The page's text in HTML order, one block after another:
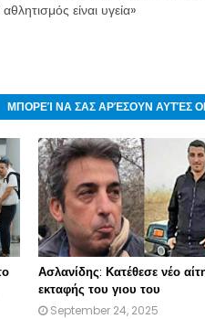
είναι υγεία»
ΜΠΟΡΕΊ ΝΑ ΣΑΣ ΑΡΈΣΟΥΝ ΑΥΤΈΣ
Ασλανίδης: Κατέθεσε νέο
εκταφής του γιου του
September 24, 2025